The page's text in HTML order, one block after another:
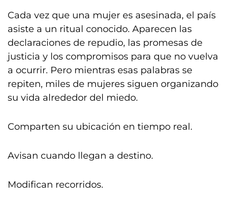
Cada vez que una mujer es asesinada, el país
asiste a un ritual conocido. Aparecen las
declaraciones de repudio, las promesas de
justicia y los compromisos para que no vuelva
a ocurrir. Pero mientras esas palabras se
repiten, miles de mujeres siguen organizando
su vida alrededor del miedo.
Comparten su ubicación en tiempo real.
Avisan cuando llegan a destino.
Modifican recorridos.